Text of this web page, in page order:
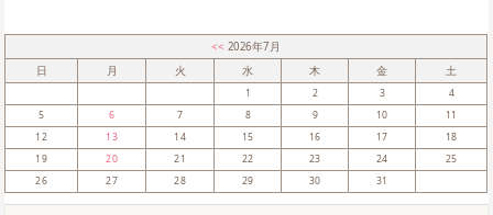
<< 2026年7月
日
月 火 水 木 金 土
1 2 3
4
5
6 7 8 9 10
11
12
13 14 15 16 17
18
19
20 21 22 23 24
25
26
27 28 29 30 31